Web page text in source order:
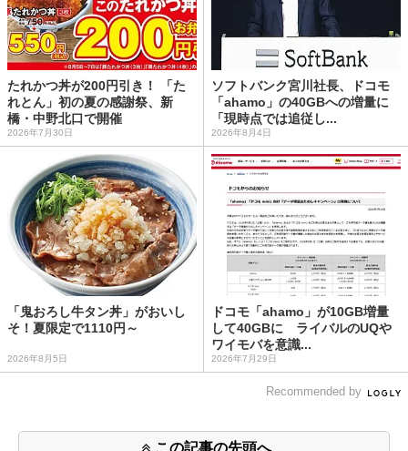
たれかつ丼が200円引き！ 「た
れとん」初の夏の感謝祭、新
橋・中野北口で開催
2026年7月30日
ソフトバンク宮川社長、ドコモ
「ahamo」の40GBへの増量に
「現時点では追従し...
2026年8月4日
「鬼おろし牛タン丼」がおいし
そ！夏限定で1110円～
2026年8月5日
ドコモ「ahamo」が10GB増量
して40GBに ライバルのUQや
ワイモバを意識...
2026年7月29日
Recommended by
この記事の先頭へ